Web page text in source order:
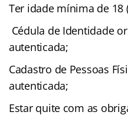
Ter idade mínima de 18
Cédula de Identidade
autenticada;
Cadastro de Pessoas
autenticada;
Estar quite com as